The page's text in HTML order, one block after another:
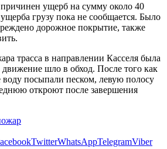
ущерб на сумму около 40
грузу пока не сообщается. Было
дорожное покрытие, также
трасса в направлении Касселя была
шло в обход. После того как
посыпали песком, левую полосу
откроют после завершения
TwitterWhatsAppTelegramViber